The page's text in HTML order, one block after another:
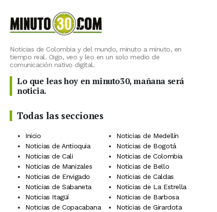
Noticias de Colombia y del mundo, minuto a minuto, en
tiempo real. Oigo, veo y leo en un solo medio de
comunicación nativo digital.
Lo que leas hoy en minuto30, mañana será
noticia.
Todas las secciones
Inicio
Noticias de Medellín
Noticias de Antioquia
Noticias de Bogotá
Noticias de Cali
Noticias de Colombia
Noticias de Manizales
Noticias de Bello
Noticias de Envigado
Noticias de Caldas
Noticias de Sabaneta
Noticias de La Estrella
Noticias Itagüí
Noticias de Barbosa
Noticias de Copacabana
Noticias de Girardota